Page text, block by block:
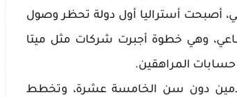
أصبحت أستراليا أول دولة تحظر وصول
وهي خطوة أجبرت شركات مثل ميتا
المراهقين.
دون سن الخامسة عشرة، وتخطط